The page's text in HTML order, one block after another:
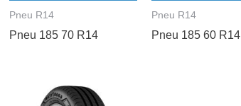
Pneu R14
Pneu 185 70 R14
Pneu R14
Pneu 185 60 R14